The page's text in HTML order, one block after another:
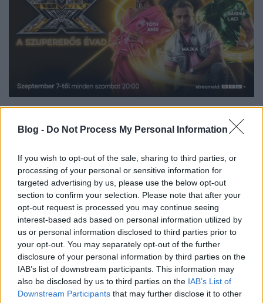
Blog - Do Not Process My Personal Information
If you wish to opt-out of the sale, sharing to third parties, or
processing of your personal or sensitive information for
targeted advertising by us, please use the below opt-out
section to confirm your selection. Please note that after your
opt-out request is processed you may continue seeing
interest-based ads based on personal information utilized by
us or personal information disclosed to third parties prior to
your opt-out. You may separately opt-out of the further
disclosure of your personal information by third parties on the
IAB’s list of downstream participants. This information may
also be disclosed by us to third parties on the IAB’s List of
Downstream Participants that may further disclose it to other
szombaton 20 órakor elstartol az
X-Faktor 2024-es évada (Gyártó: UFA Magyarország
és két műsorvezetővel indul.Tóth Andi, Gáspár
Laci, Majka és Valkusz Milána Válogató adások
alatt döntenek arról, hogy kik jussanak idén a
Táborba. A mentoroknak 2024-ben sem lesz könnyű
dolguk, mert idén is rengetegen jelentkeztek és
vállalkoztak arra, hogy bizonyítsák a tehetségüket.
Az énekesek és a csapatok mindent meg is tesznek
azért, hogy elkápráztassák a mentorokat. Tóth Andi,
Gáspár Laci, Majka és Valkusz Milán pedig a
legtehetségesebb, legkarakteresebb, legérdekesebb
előadókat keresik.